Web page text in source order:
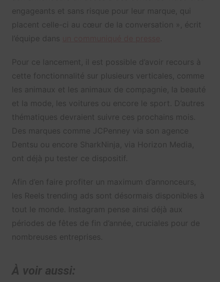
engageants et sans risque pour leur marque, qui
placent celle-ci au cœur de la conversation », écrit
l’équipe dans
Pour ce lancement, il est possible d’avoir recours à
cette fonctionnalité sur plusieurs verticales, comme
les animaux et les animaux de compagnie, la beauté
et la mode, les voitures ou encore le sport. D’autres
thématiques devraient suivre ces prochains mois.
Des marques comme JCPenney via son agence
Dentsu ou encore SharkNinja, via Horizon Media,
ont déjà pu tester ce dispositif.
Afin d’en faire profiter un maximum d’annonceurs,
les Reels trending ads sont désormais disponibles à
tout le monde. Instagram pense ainsi déjà aux
périodes de fêtes de fin d’année, cruciales pour de
nombreuses entreprises.
À voir aussi: